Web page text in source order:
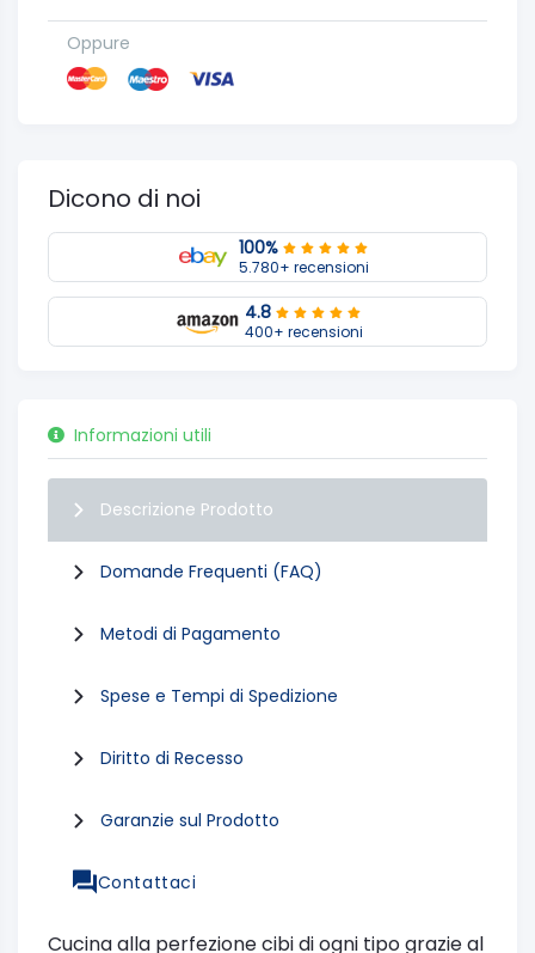
Oppure
Dicono di noi
100%
5.780+ recensioni
4.8
400+ recensioni
Informazioni utili
Descrizione Prodotto
Domande Frequenti (FAQ)
Metodi di Pagamento
Spese e Tempi di Spedizione
Diritto di Recesso
Garanzie sul Prodotto
Contattaci
Cucina alla perfezione cibi di ogni tipo grazie al